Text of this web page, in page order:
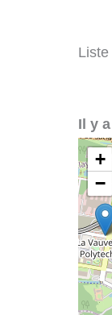
Il y
+
−